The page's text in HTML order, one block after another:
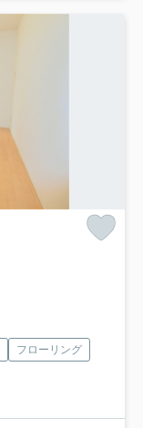
フローリング